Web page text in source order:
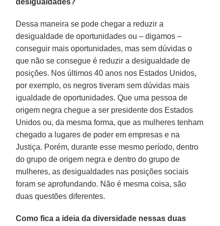
Dessa maneira se pode chegar a reduzir a
desigualdade de oportunidades ou – digamos –
conseguir mais oportunidades, mas sem dúvidas o
que não se consegue é reduzir a desigualdade de
posições. Nos últimos 40 anos nos Estados Unidos,
por exemplo, os negros tiveram sem dúvidas mais
igualdade de oportunidades. Que uma pessoa de
origem negra chegue a ser presidente dos Estados
Unidos ou, da mesma forma, que as mulheres tenham
chegado a lugares de poder em empresas e na
Justiça. Porém, durante esse mesmo período, dentro
do grupo de origem negra e dentro do grupo de
mulheres, as desigualdades nas posições sociais
foram se aprofundando. Não é mesma coisa, são
duas questões diferentes.
Como fica a ideia da diversidade nessas duas